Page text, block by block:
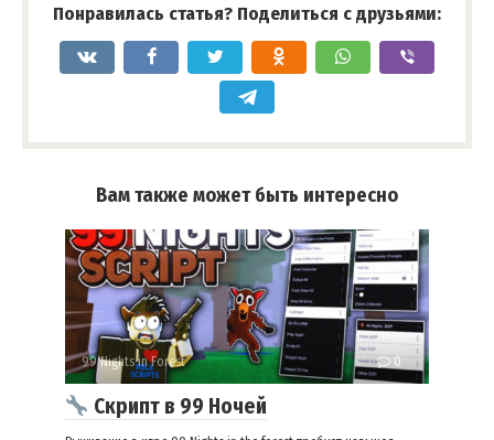
Понравилась статья? Поделиться с друзьями:
Вам также может быть интересно
99 Nights in Forest 0
Cкрипт в 99 Ночей